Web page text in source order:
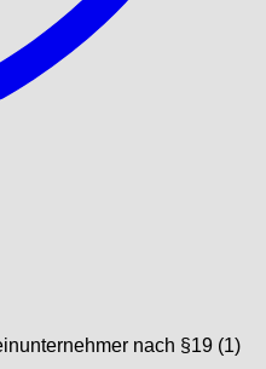
nach §19 (1)